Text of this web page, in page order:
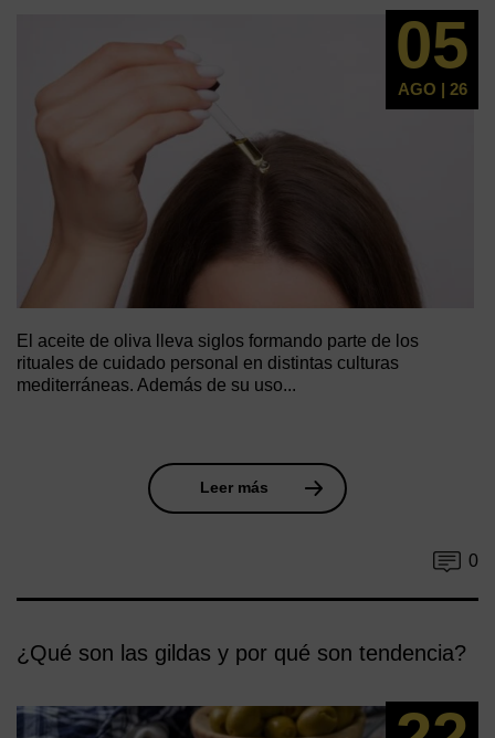
05
AGO | 26
El aceite de oliva lleva siglos formando parte de los
rituales de cuidado personal en distintas culturas
mediterráneas. Además de su uso...
Leer más
0
¿Qué son las gildas y por qué son tendencia?